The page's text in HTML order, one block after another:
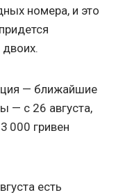
номера, и это
двоих.
— ближайшие
— с 26 августа,
000 гривен
есть